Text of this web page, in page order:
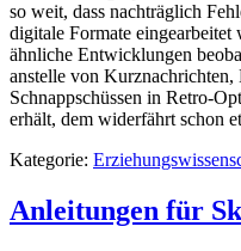
so weit, dass nachträglich
digitale Formate
ähnliche Entwicklungen
anstelle von
Schnappschüssen in Retro-
erhält, dem widerfährt schon
Kategorie:
Anleitungen für